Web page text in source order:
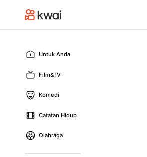
Untuk Anda
Film&TV
Komedi
Catatan Hidup
Olahraga